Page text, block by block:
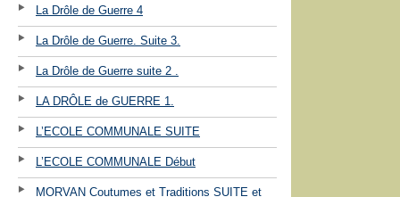
La Drôle de Guerre 4
La Drôle de Guerre. Suite 3.
La Drôle de Guerre suite 2 .
LA DRÔLE de GUERRE 1.
L’ECOLE COMMUNALE SUITE
L’ECOLE COMMUNALE Début
MORVAN Coutumes et Traditions SUITE et